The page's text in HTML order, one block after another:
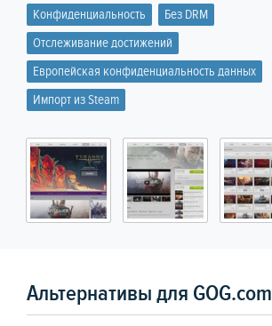
Конфиденциальность
Без DRM
Отслеживание достижений
Европейская конфиденциальность данных
Импорт из Steam
Альтернативы для GOG.com